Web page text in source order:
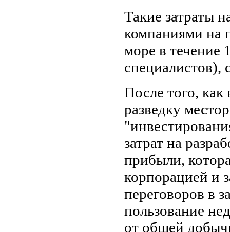
Такие затраты
компания­ми на
море в течение
специалистов),
После того,
разведку
затрат на
прибыли,
корпорацией и
переговоров в
пользование
от общей